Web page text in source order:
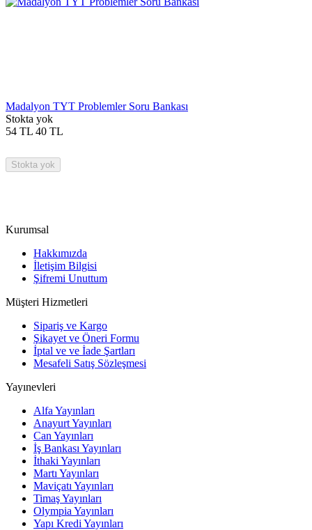
Madalyon TYT Problemler Soru Bankası
Stokta yok
54 TL 40 TL
Stokta yok
Kurumsal
Hakkımızda
İletişim Bilgisi
Şifremi Unuttum
Müşteri Hizmetleri
Sipariş ve Kargo
Şikayet ve Öneri Formu
İptal ve ve İade Şartları
Mesafeli Satış Sözleşmesi
Yayınevleri
Alfa Yayınları
Anayurt Yayınları
Can Yayınları
İş Bankası Yayınları
İthaki Yayınları
Martı Yayınları
Maviçatı Yayınları
Timaş Yayınları
Olympia Yayınları
Yapı Kredi Yayınları